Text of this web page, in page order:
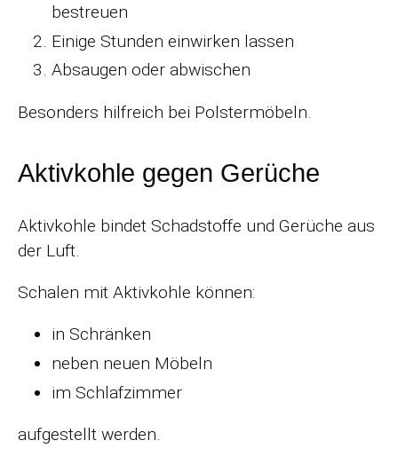
bestreuen
Einige Stunden einwirken lassen
Absaugen oder abwischen
Besonders hilfreich bei Polstermöbeln.
Aktivkohle gegen Gerüche
Aktivkohle bindet Schadstoffe und Gerüche aus
der Luft.
Schalen mit Aktivkohle können:
in Schränken
neben neuen Möbeln
im Schlafzimmer
aufgestellt werden.